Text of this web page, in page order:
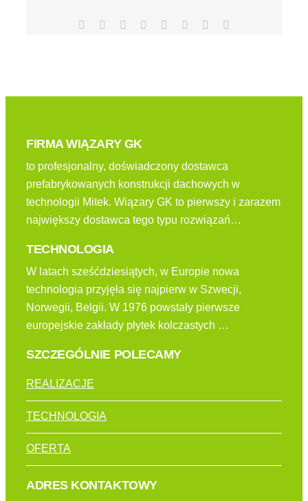
Facebook Reddit LinkedIn
TumblrPinterest
FIRMA WIĄZARY GK
to profesjonalny, doświadczony dostawca
prefabrykowanych konstrukcji dachowych w
technologii Mitek. Wiązary GK to pierwszy i zarazem
największy dostawca tego typu rozwiązań…
TECHNOLOGIA
W latach sześćdziesiątych, w Europie nowa
technologia przyjęła się najpierw w Szwecji,
Norwegii, Belgii. W 1976 powstały pierwsze
europejskie zakłady płytek kolczastych …
SZCZEGÓLNIE POLECAMY
REALIZACJE
TECHNOLOGIA
OFERTA
ADRES KONTAKTOWY